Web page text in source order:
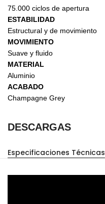
75.000 ciclos de apertura
ESTABILIDAD
Estructural y de movimiento
MOVIMIENTO
Suave y fluido
MATERIAL
Aluminio
ACABADO
Champagne Grey
DESCARGAS
Especificaciones Técnicas